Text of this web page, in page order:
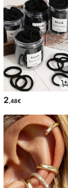
2 ,48€